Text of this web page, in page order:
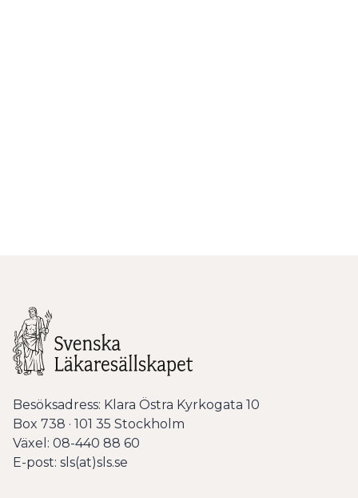
Besöksadress: Klara Östra Kyrkogata 10
Box 738 · 101 35 Stockholm
Växel: 08-440 88 60
E-post: sls(at)sls.se